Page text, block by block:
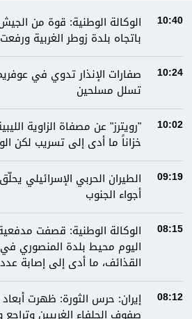
10:40
الوكالة الوطنية: قوة من
باتجاه بلدة زوطر الغربية
10:24
صفارات الإنذار تدوي في
تسلل مسلحين
10:02
"رويترز" عن مصفاة الزاوية
خزاناً ما أدى إلى تسريب لكن
09:19
الطيران الحربي الإسرائيلي
أجواء الجنوب
08:15
الوكالة الوطنية: قصفت
اليوم محيط بلدة المنصوري
القذائف، ما أدى إلى إصابة
08:12
إيران: حرس الثورة: ظهرت
صفوف الحلفاء الغربيين